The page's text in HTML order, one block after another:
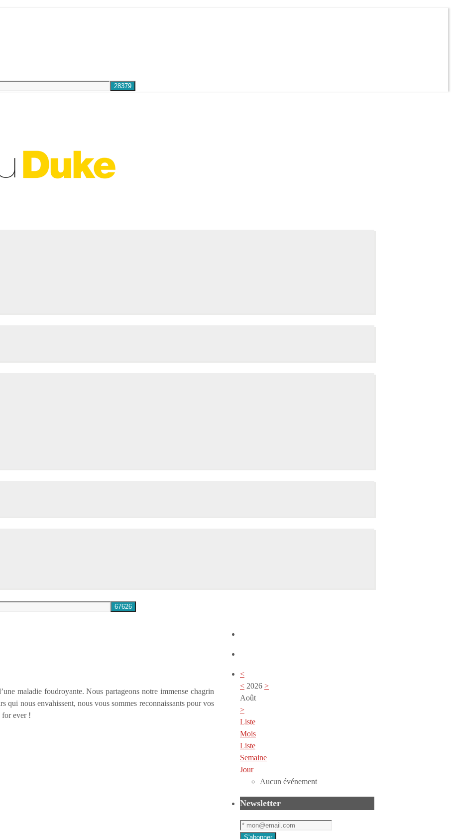
maladie foudroyante. Nous partageons notre immense chagrin
qui nous envahissent, nous vous sommes reconnaissants pour vos
for ever !
<
< 2026 >
Août
>
Liste
Mois
Liste
Semaine
Jour
Aucun événement
Newsletter